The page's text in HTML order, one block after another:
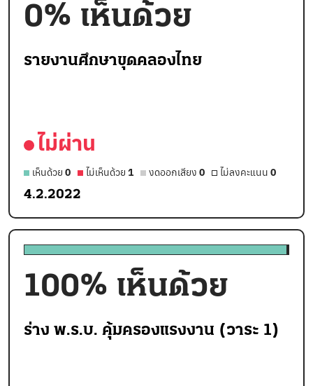
0% เห็นด้วย
รายงานศึกษาขุดคลองไทย
ไม่ผ่าน
เห็นด้วย 0 ไม่เห็นด้วย 1 งดออกเสียง 0 ไม่ลงคะแนน 0
4.2.2022
100% เห็นด้วย
ร่าง พ.ร.บ. คุ้มครองแรงงาน (วาระ 1)